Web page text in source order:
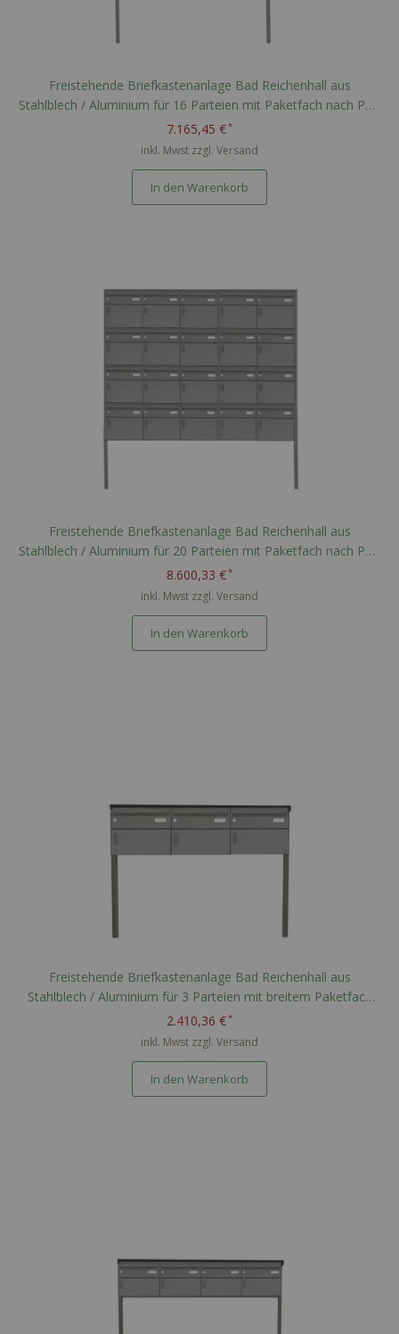
Freistehende Briefkastenanlage Bad Reichenhall aus
Stahlblech / Aluminium für 16 Parteien mit Paketfach nach PTT
Norm - RAL nach Wahl
7.165,45 €
inkl. Mwst zzgl. Versand
In den Warenkorb
Freistehende Briefkastenanlage Bad Reichenhall aus
Stahlblech / Aluminium für 20 Parteien mit Paketfach nach PTT
Norm - RAL nach Wahl
8.600,33 €
inkl. Mwst zzgl. Versand
In den Warenkorb
Freistehende Briefkastenanlage Bad Reichenhall aus
Stahlblech / Aluminium für 3 Parteien mit breitem Paketfach
nach PTT Norm - RAL nach Wahl
2.410,36 €
inkl. Mwst zzgl. Versand
In den Warenkorb